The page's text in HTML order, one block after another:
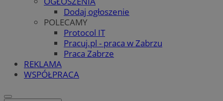
Dodaj ogłoszenie
POLECAMY
Protocol IT
Pracuj.pl - praca w Zabrzu
Praca Zabrze
REKLAMA
WSPÓŁPRACA